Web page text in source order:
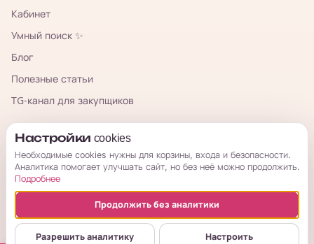
Кабинет
Умный поиск ✨
Блог
Полезные статьи
TG-канал для закупщиков
КорОпт
© 2026 КорОпт. Корейские и китайские товары из Владивостока.
ИП Галицкая Мария Сергеевна · ИНН 253909697776 · ОГРНИП
314254321800034
Настройки cookies
Необходимые cookies нужны для корзины, входа и безопасности.
Аналитика помогает улучшать сайт, но без неё можно продолжить.
Подробнее
Продолжить без аналитики
Разрешить аналитику Настроить